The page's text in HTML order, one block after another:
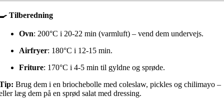
Tilberedning
Ovn: 200°C i 20-22 min (varmluft) – vend dem undervejs.
Airfryer: 180°C i 12-15 min.
Friture: 170°C i 4-5 min til gyldne og sprøde.
Brug dem i en briochebolle med coleslaw, pickles og chilimayo –
læg dem på en sprød salat med dressing.